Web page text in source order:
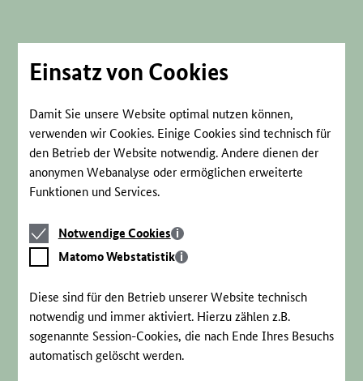
Einsatz von Cookies
Damit Sie unsere Website optimal nutzen können,
verwenden wir Cookies. Einige Cookies sind technisch für
den Betrieb der Website notwendig. Andere dienen der
anonymen Webanalyse oder ermöglichen erweiterte
Funktionen und Services.
Notwendige
Cookies
Notwendige Cookies
Matomo
Webstatistik
Matomo Webstatistik
Diese sind für den Betrieb unserer Website technisch
notwendig und immer aktiviert. Hierzu zählen z.B.
sogenannte Session-Cookies, die nach Ende Ihres Besuchs
automatisch gelöscht werden.